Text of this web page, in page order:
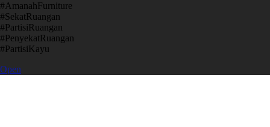
​#AmanahFurniture
​#SekatRuangan
​#PartisiRuangan
​#PenyekatRuangan
​#PartisiKayu
Open